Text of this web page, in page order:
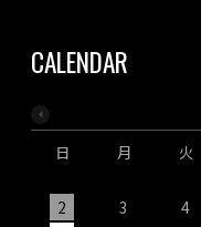
CALENDAR
日 月 火
2
3 4